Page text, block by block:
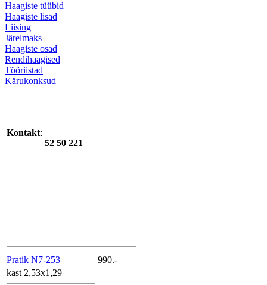
Haagiste tüübid
Haagiste lisad
Liising
Järelmaks
Haagiste osad
Rendihaagised
Tööriistad
Kärukonksud
Kontakt:
52 50 221
Pratik N7-253
990.-
kast 2,53x1,29